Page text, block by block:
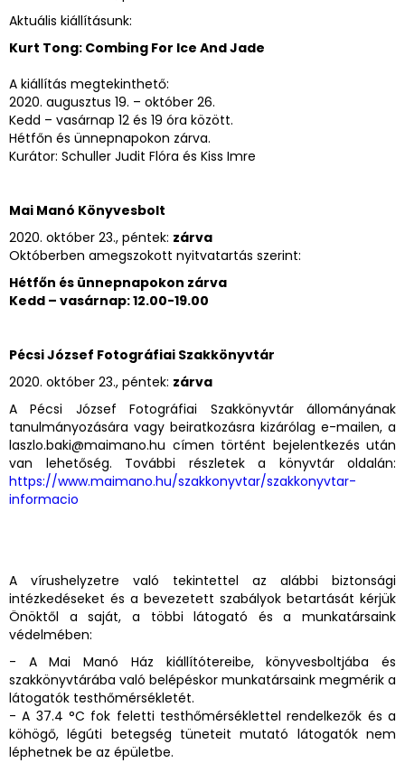
Aktuális kiállításunk:
Kurt Tong: Combing For Ice And Jade
A kiállítás megtekinthető:
2020. augusztus 19. – október 26.
Kedd – vasárnap 12 és 19 óra között.
Hétfőn és ünnepnapokon zárva.
Kurátor: Schuller Judit Flóra és Kiss Imre
Mai Manó Könyvesbolt
2020. október 23., péntek: zárva
Októberben amegszokott nyitvatartás szerint:
Hétfőn és ünnepnapokon zárva
Kedd – vasárnap: 12.00-19.00
Pécsi József Fotográfiai Szakkönyvtár
2020. október 23., péntek: zárva
A Pécsi József Fotográfiai Szakkönyvtár állományának
tanulmányozására vagy beiratkozásra kizárólag e-mailen, a
laszlo.baki@maimano.hu címen történt bejelentkezés után
van lehetőség. További részletek a könyvtár oldalán:
https://www.maimano.hu/szakkonyvtar/szakkonyvtar-
informacio
A vírushelyzetre való tekintettel az alábbi biztonsági
intézkedéseket és a bevezetett szabályok betartását kérjük
Önöktől a saját, a többi látogató és a munkatársaink
védelmében:
- A Mai Manó Ház kiállítótereibe, könyvesboltjába és
szakkönyvtárába való belépéskor munkatársaink megmérik a
látogatók testhőmérsékletét.
- A 37.4 °C fok feletti testhőmérséklettel rendelkezők és a
köhögő, légúti betegség tüneteit mutató látogatók nem
léphetnek be az épületbe.